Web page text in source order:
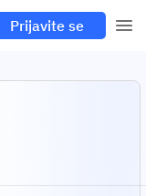
Prijavite se